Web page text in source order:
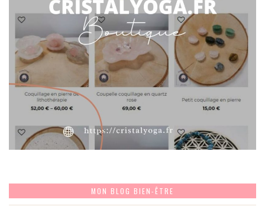
MON BLOG BIEN-ÊTRE